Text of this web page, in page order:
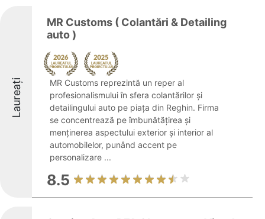
Laureați
MR Customs ( Colantări & Detailing
auto )
MR Customs reprezintă un reper al
profesionalismului în sfera colantărilor și
detailingului auto pe piața din Reghin. Firma
se concentrează pe îmbunătățirea și
menținerea aspectului exterior și interior al
automobilelor, punând accent pe
personalizare ...
8.5